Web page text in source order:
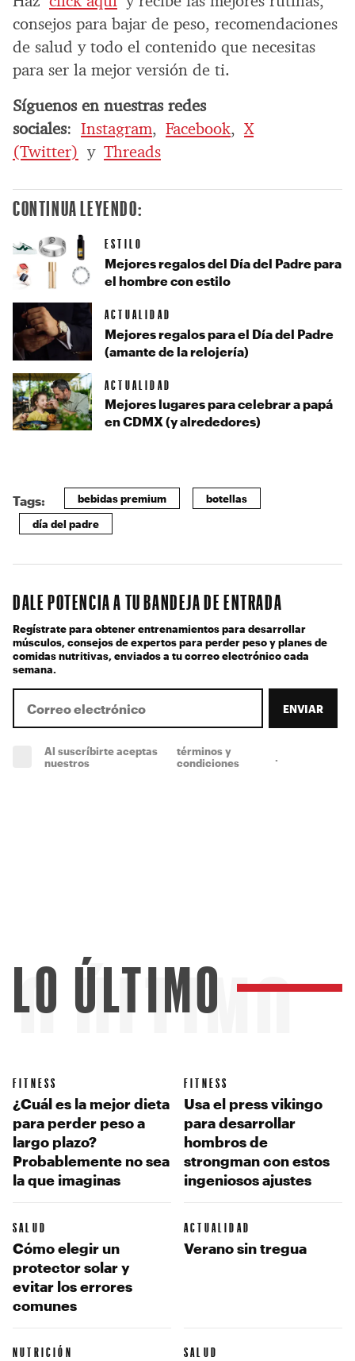
consejos para bajar de peso, recomendaciones
de salud y todo el contenido que necesitas
para ser la mejor versión de ti.
Síguenos en nuestras redes
sociales: Instagram, Facebook,X
(Twitter) y Threads
CONTINUA LEYENDO:
ESTILO
Mejores regalos del Día del Padre para
el hombre con estilo
ACTUALIDAD
Mejores regalos para el Día del Padre
(amante de la relojería)
ACTUALIDAD
Mejores lugares para celebrar a papá
en CDMX (y alrededores)
Tags: bebidas premium botellas
día del padre
DALE POTENCIA A TU BANDEJA DE ENTRADA
Regístrate para obtener entrenamientos para desarrollar
músculos, consejos de expertos para perder peso y planes de
comidas nutritivas, enviados a tu correo electrónico cada
semana.
ENVIAR
Al suscríbirte aceptas
nuestros
términos y
condiciones
ÚLTIMO
LO ÚLTIMO
FITNESS
¿Cuál es la mejor dieta
para perder peso a
largo plazo?
Probablemente no sea
la que imaginas
FITNESS
Usa el press vikingo
para desarrollar
hombros de
strongman con estos
ingeniosos ajustes
SALUD
Cómo elegir un
protector solar y
evitar los errores
comunes
ACTUALIDAD
Verano sin tregua
NUTRICIÓN SALUD